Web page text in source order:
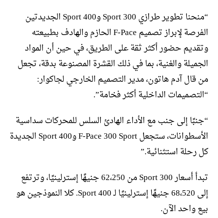
“منحنا تطوير طرازي 300 Sport و400 Sport الجديدتين
الفرصة لإبراز تصميم F-Pace الحازم والهادف بطبيعته
وتقديم حضور أكثر ثقة على الطريق، في حين أن المواد
الجميلة والغنية، بما في ذلك القشرة المصنوعة بدقة، تجعل
من قال آدم هاتون، مدير التصميم الخارجي لجاكوار:
“التصميمات الداخلية أكثر فخامة”.
“جنبًا إلى جنب مع الأداء الهادئ السلس للمحركات سداسية
الأسطوانات، ستجعل F-Pace 300 Sport و400 Sport الجديدة
كل رحلة استثنائية.”
تبدأ أسعار 300 Sport من 62،250 جنيهًا إسترلينيًا، وترتفع
إلى 68،520 جنيهًا إسترلينيًا لـ 400 Sport. كلا النموذجين هو
بيع واحد الآن.